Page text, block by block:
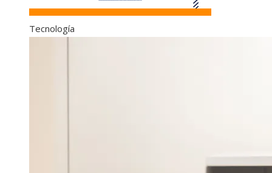
Tecnología